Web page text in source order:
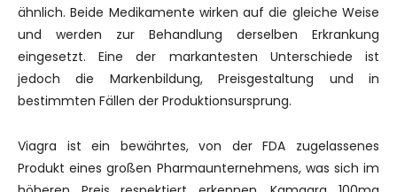
ähnlich. Beide Medikamente wirken auf die gleiche Weise
und werden zur Behandlung derselben Erkrankung
eingesetzt. Eine der markantesten Unterschiede ist
jedoch die Markenbildung, Preisgestaltung und in
bestimmten Fällen der Produktionsursprung.
Viagra ist ein bewährtes, von der FDA zugelassenes
Produkt eines großen Pharmaunternehmens, was sich im